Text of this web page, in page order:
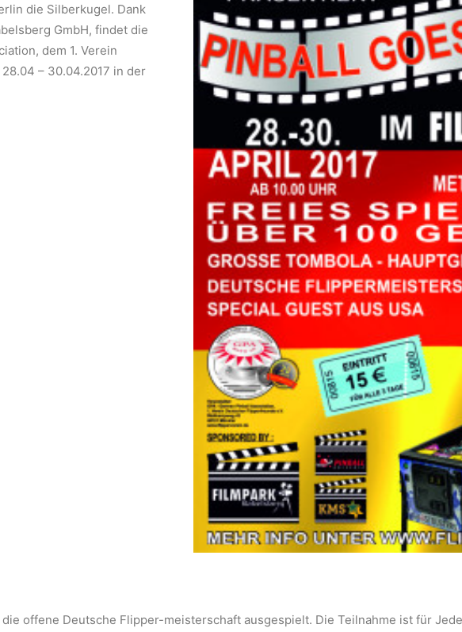
die Silberkugel. Dank
GmbH, findet die
dem 1. Verein
– 30.04.2017 in der
offene Deutsche Flipper-meisterschaft ausgespielt. Die Teilnahme ist für